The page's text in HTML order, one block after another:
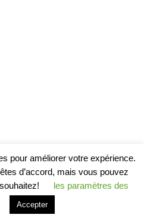
pour améliorer votre expérience.
d’accord, mais vous pouvez
les paramètres des
Accepter